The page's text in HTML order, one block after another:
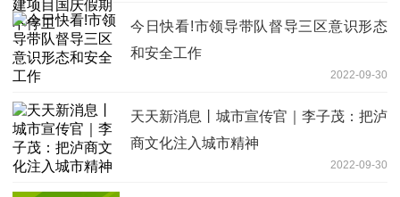
今日快看!市领导带队督导三区意识形态
和安全工作
2022-09-30
天天新消息丨城市宣传官｜李子茂：把泸
商文化注入城市精神
2022-09-30